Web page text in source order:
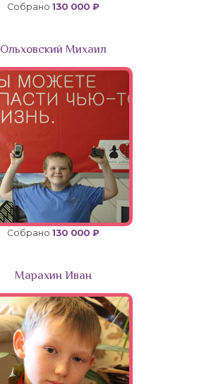
Собрано 130 000 ₽
Ольховский Михаил
Собрано 130 000 ₽
Марахин Иван